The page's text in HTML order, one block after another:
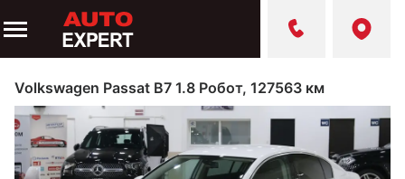
Volkswagen Passat B7 1.8 Робот, 127563 км